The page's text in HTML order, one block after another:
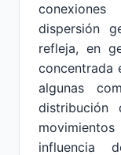
dispersión
refleja, en
concentrada
algunas
distribución
influencia